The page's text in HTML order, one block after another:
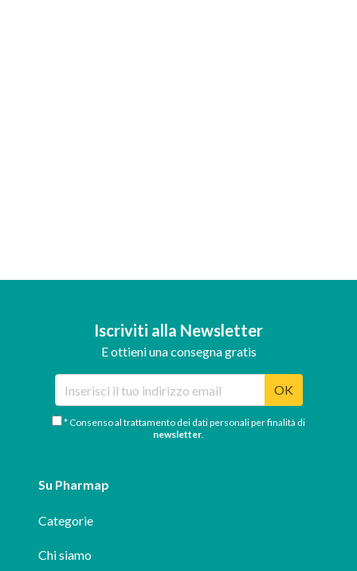
Iscriviti alla Newsletter
E ottieni una consegna gratis
OK
* Consenso al trattamento dei dati personali per finalità di
newsletter.
Su Pharmap
Categorie
Chi siamo